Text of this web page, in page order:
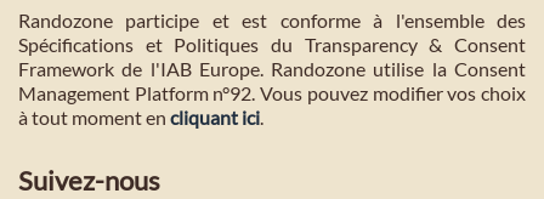
Randozone participe et est conforme à l'ensemble des
Spécifications et Politiques du Transparency & Consent
Framework de l'IAB Europe. Randozone utilise la Consent
Management Platform n°92. Vous pouvez modifier vos choix
à tout moment en cliquant ici.
Suivez-nous